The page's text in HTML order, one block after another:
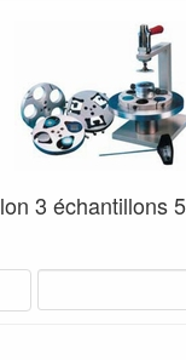
3 échantillons